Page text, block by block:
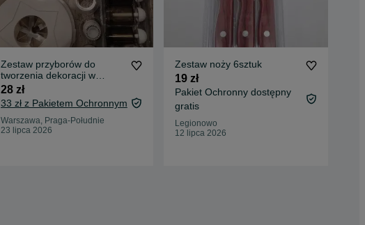
Zestaw przyborów do
tworzenia dekoracji w
kuchni
28 zł
33 zł z Pakietem Ochronnym
Warszawa, Praga-Południe
23 lipca 2026
Zestaw noży 6sztuk
19 zł
Pakiet Ochronny dostępny
gratis
Legionowo
12 lipca 2026